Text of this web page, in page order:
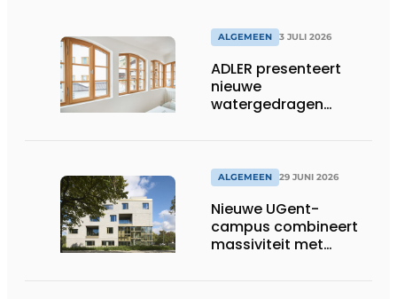
ALGEMEEN 3 JULI 2026
ADLER presenteert
nieuwe
watergedragen
ALGEMEEN 29 JUNI 2026
Nieuwe UGent-
campus combineert
massiviteit met